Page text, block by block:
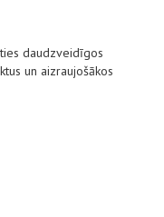
daudzveidīgos
un aizraujošākos